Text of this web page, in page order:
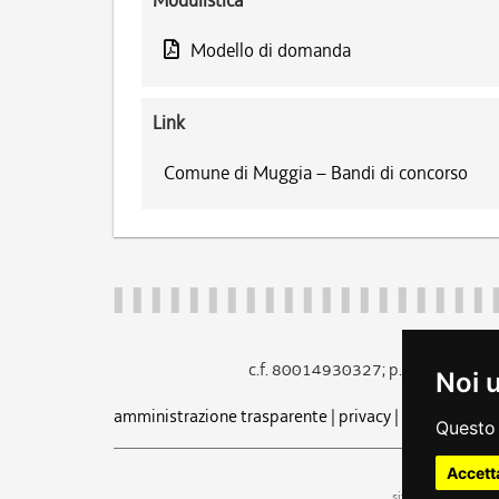
Noi
Modello di domanda
Link
Comune di Muggia – Bandi di concorso
c.f. 80014930327; p.iva
amministrazione trasparente| privacy| cookie